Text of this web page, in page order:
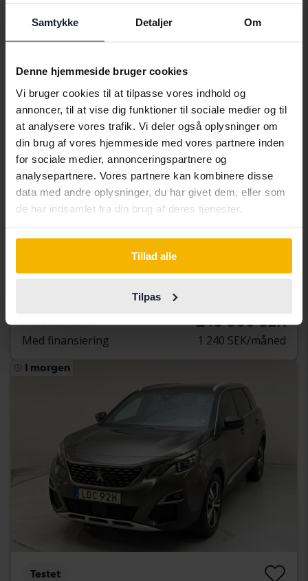
Samtykke Detaljer Om
Denne hjemmeside bruger cookies
Vi bruger cookies til at tilpasse vores indhold og
annoncer, til at vise dig funktioner til sociale medier og til
at analysere vores trafik. Vi deler også oplysninger om
din brug af vores hjemmeside med vores partnere inden
for sociale medier, annonceringspartnere og
analysepartnere. Vores partnere kan kombinere disse
data med andre oplysninger, du har givet dem, eller som
de har indsamlet fra din brug af deres tjenester.
Tillad alle
Tilpas
I morgen 15 Bud
Førende bud 145 500 SEK
Med finansiering 1 240 SEK/måned
I morgen
Testet